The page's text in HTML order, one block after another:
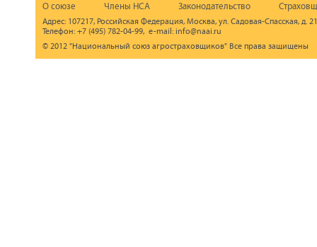
О союзе Члены НСА Законодательство
Адрес: 107217, Российская Федерация, Москва, ул. Садовая-Спасская, д.
Телефон: +7 (495) 782-04-99, e-mail: info@naai.ru
© 2012 "Национальный союз агростраховщиков" Все права защищены